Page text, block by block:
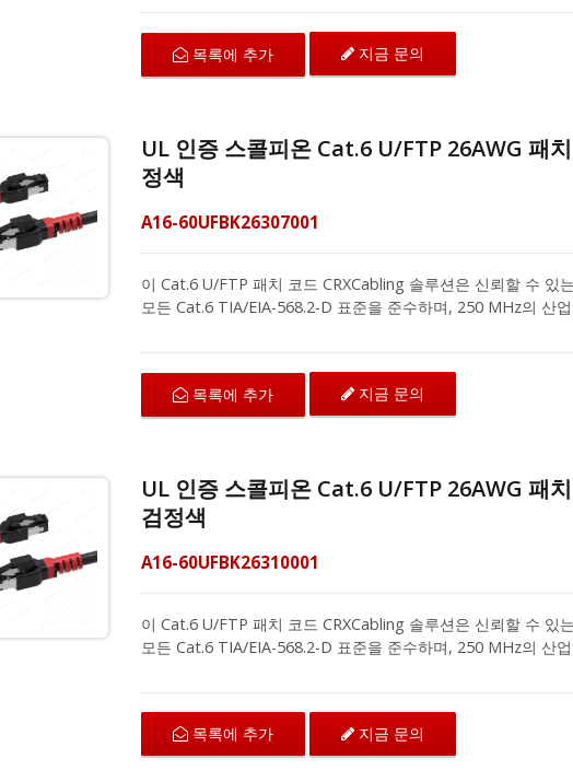
색상을 제공합니다. 고품질 100% 순동선으로 제작된 이 디자
다. 성형된 부츠는 설치 중 원치 않는 케이블 걸림을 방지합니다
크를 위해 대역폭 집약적인 음성, 데이터 또는 비디오 배포 애
니다. 케이블링 시리즈 솔루션 제공업체로서, 저희 Cat.6 비차
젝트에 대한 추가 정보를 얻기 위해 문의해 주십시오.
목록에 추가 지금 문의
UL 인증 스콜피온 Cat.6 U/FTP 26AWG 패
정색
A16-60UFBK26307001
이 Cat.6 U/FTP 패치 코드 CRXCabling 솔루션은 신뢰할 수 있
모든 Cat.6 TIA/EIA-568.2-D 표준을 준수하며, 250 MHz의 산
색상을 제공합니다. 고품질 100% 순동선으로 제작된 이 디자
다. 성형된 부츠는 설치 중 원치 않는 케이블 걸림을 방지합니다
크를 위해 대역폭 집약적인 음성, 데이터 또는 비디오 배포 애
니다. 케이블링 시리즈 솔루션 제공업체로서, 저희 Cat.6 비차
젝트에 대한 추가 정보를 얻기 위해 문의해 주십시오.
목록에 추가 지금 문의
UL 인증 스콜피온 Cat.6 U/FTP 26AWG 패
검정색
A16-60UFBK26310001
이 Cat.6 U/FTP 패치 코드 CRXCabling 솔루션은 신뢰할 수 있
모든 Cat.6 TIA/EIA-568.2-D 표준을 준수하며, 250 MHz의 산
색상을 제공합니다. 고품질 100% 순동선으로 제작된 이 디자
다. 성형된 부츠는 설치 중 원치 않는 케이블 걸림을 방지합니다
크를 위해 대역폭 집약적인 음성, 데이터 또는 비디오 배포 애
니다. 케이블링 시리즈 솔루션 제공업체로서, 저희 Cat.6 비차
목록에 추가 지금 문의